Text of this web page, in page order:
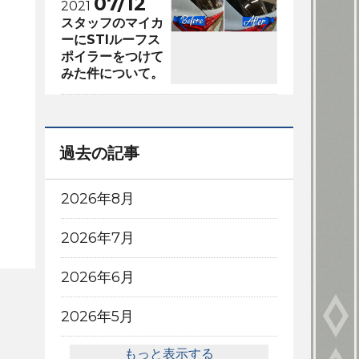
2021
スタッフのマイカ
ーにSTIルーフス
ポイラーをつけて
みた件について。
過去の記事
2026年8月
2026年7月
2026年6月
2026年5月
もっと表示する